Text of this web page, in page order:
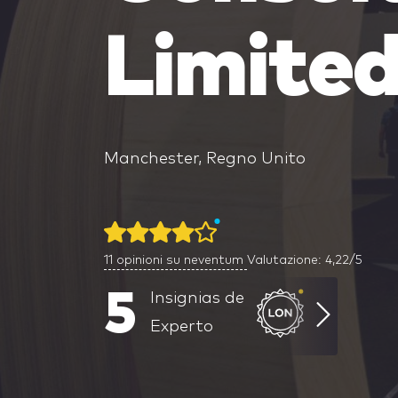
Manchester, Regno Unito
11 opinioni su neventum Valutazione: 4,22/5
5
Insignias de
Experto